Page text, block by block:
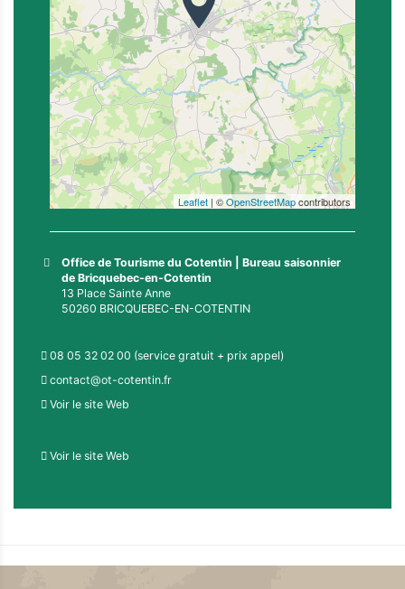
Leaflet | ©OpenStreetMapcontributors
Office de Tourisme du Cotentin | Bureau saisonnier
de Bricquebec-en-Cotentin
13 Place Sainte Anne
50260 BRICQUEBEC-EN-COTENTIN
08 05 32 02 00 (service gratuit + prix appel)
contact@ot-cotentin.fr
Voir le site Web
Voir le site Web